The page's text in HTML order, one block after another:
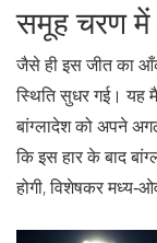
समूह चरण में
जैसे ही इस जीत का
स्थिति सुधर गई। यह
बांग्लादेश को अपने
कि इस हार के बाद
होगी, विशेषकर